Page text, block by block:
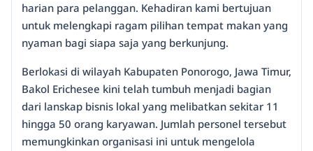
harian para pelanggan. Kehadiran kami bertujuan
untuk melengkapi ragam pilihan tempat makan yang
nyaman bagi siapa saja yang berkunjung.
Berlokasi di wilayah Kabupaten Ponorogo, Jawa Timur,
Bakol Erichesee kini telah tumbuh menjadi bagian
dari lanskap bisnis lokal yang melibatkan sekitar 11
hingga 50 orang karyawan. Jumlah personel tersebut
memungkinkan organisasi ini untuk mengelola